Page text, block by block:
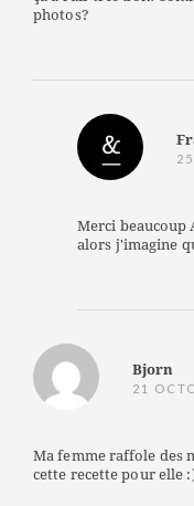
photos?
Merci beaucoup
alors j'imagine
Bjorn
21
Ma femme raffole des
cette recette pour elle